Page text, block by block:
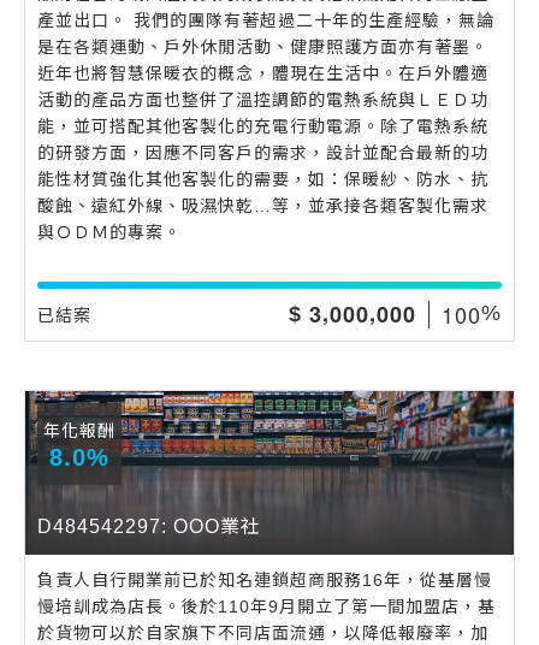
產並出口。 我們的團隊有著超過二十年的生產經驗，無論
是在各類運動、戶外休閒活動、健康照護方面亦有著墨。
近年也將智慧保暖衣的概念，體現在生活中。在戶外體適
活動的產品方面也整併了溫控調節的電熱系統與ＬＥＤ功
能，並可搭配其他客製化的充電行動電源。除了電熱系統
的研發方面，因應不同客戶的需求，設計並配合最新的功
能性材質強化其他客製化的需要，如：保暖紗、防水、抗
酸蝕、遠紅外線、吸濕快乾…等，並承接各類客製化需求
與ＯＤＭ的專案。
已結案 $ 3,000,000 100%
D484542297: OOO業社
年化報酬
8.0%
負責人自行開業前已於知名連鎖超商服務16年，從基層慢
慢培訓成為店長。後於110年9月開立了第一間加盟店，基
於貨物可以於自家旗下不同店面流通，以降低報廢率，加